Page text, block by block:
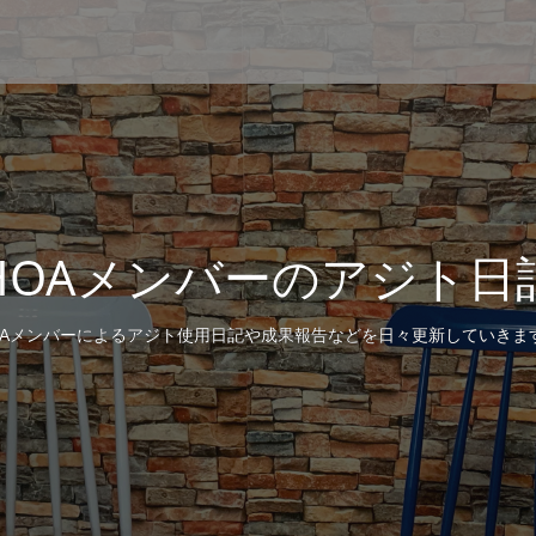
メンバーのアジト日
メンバーによるアジト使用日記や成果報告などを日々更新していきま